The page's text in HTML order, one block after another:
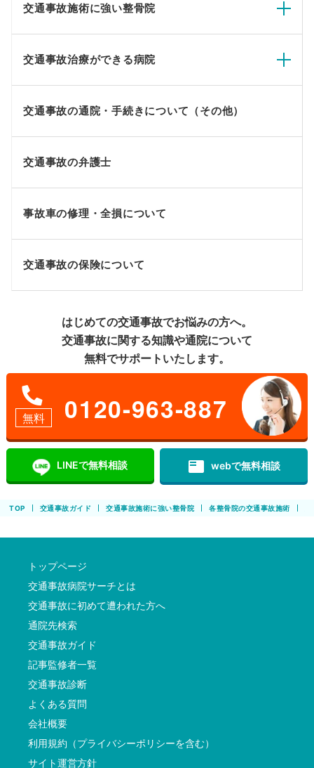
交通事故施術に強い整骨院
交通事故治療ができる病院
交通事故の通院・手続きについて（その他）
交通事故の弁護士
事故車の修理・全損について
交通事故の保険について
はじめての交通事故でお悩みの方へ。
交通事故に関する知識や通院について
無料でサポートいたします。
無料 0120-963-887
LINEで無料相談 featured_play_list webで無料相談
TOP 交通事故ガイド 交通事故施術に強い整骨院 各整骨院の交通事故施術
トップページ
交通事故病院サーチとは
交通事故に初めて遭われた方へ
通院先検索
交通事故ガイド
記事監修者一覧
交通事故診断
よくある質問
会社概要
利用規約（プライバシーポリシーを含む）
サイト運営方針